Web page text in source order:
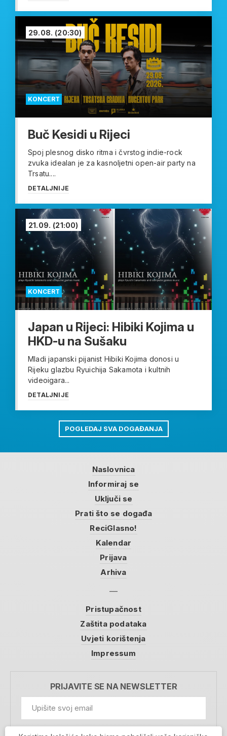
KONCERT
29.08. (20:30)
Buč Kesidi u Rijeci
Spoj plesnog disko ritma i čvrstog indie-rock
zvuka idealan je za kasnoljetni open-air party na
Trsatu....
DETALJNIJE
KONCERT
21.09. (21:00)
Japan u Rijeci: Hibiki Kojima u
HKD-u na Sušaku
Mladi japanski pijanist Hibiki Kojima donosi u
Rijeku glazbu Ryuichija Sakamota i kultnih
videoigara...
DETALJNIJE
POGLEDAJ SVA DOGAĐANJA
Naslovnica
Informiraj se
Uključi se
Prati što se događa
ReciGlasno!
Kalendar
Prijava
Arhiva
Pristupačnost
Zaštita podataka
Uvjeti korištenja
Impressum
PRIJAVITE SE NA NEWSLETTER